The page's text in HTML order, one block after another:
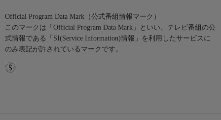
Official Program Data Mark（公式番組情報マーク）
このマークは「Official Program Data Mark」といい、テレビ番組の公
式情報である「SI(Service Information)情報」を利用したサービスに
のみ表記が許されているマークです。